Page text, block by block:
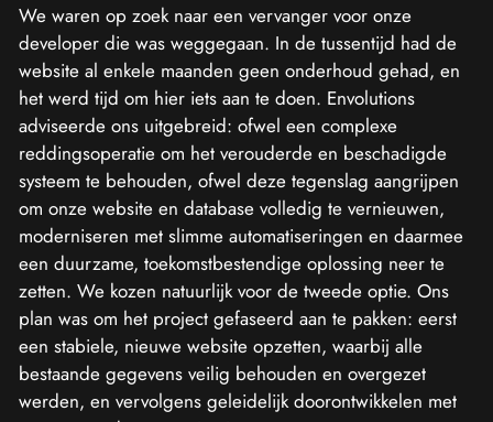
We waren op zoek naar een vervanger voor onze
developer die was weggegaan. In de tussentijd had de
website al enkele maanden geen onderhoud gehad, en
het werd tijd om hier iets aan te doen. Envolutions
adviseerde ons uitgebreid: ofwel een complexe
reddingsoperatie om het verouderde en beschadigde
systeem te behouden, ofwel deze tegenslag aangrijpen
om onze website en database volledig te vernieuwen,
moderniseren met slimme automatiseringen en daarmee
een duurzame, toekomstbestendige oplossing neer te
zetten. We kozen natuurlijk voor de tweede optie. Ons
plan was om het project gefaseerd aan te pakken: eerst
een stabiele, nieuwe website opzetten, waarbij alle
bestaande gegevens veilig behouden en overgezet
werden, en vervolgens geleidelijk doorontwikkelen met